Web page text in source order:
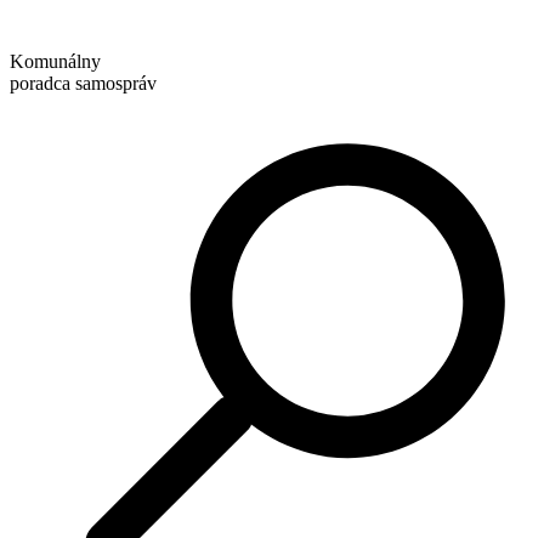
obsah
Komunálny
poradca samospráv